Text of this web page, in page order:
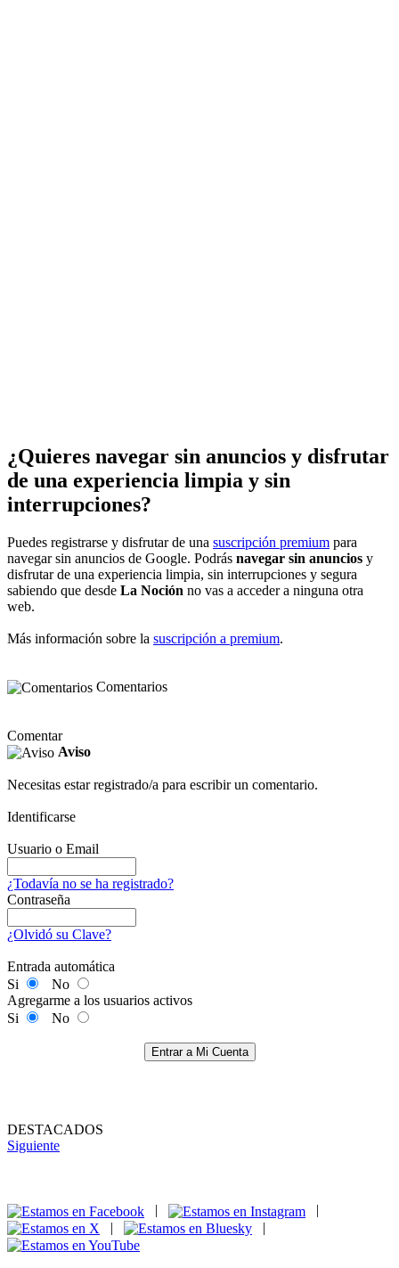
¿Quieres navegar sin anuncios y disfrutar
de una experiencia limpia y sin
interrupciones?
Puedes registrarse y disfrutar de una suscripción premium para
navegar sin anuncios de Google. Podrás navegar sin anuncios y
disfrutar de una experiencia limpia, sin interrupciones y segura
sabiendo que desde La Noción no vas a acceder a ninguna otra
web.
Más información sobre la suscripción a premium.
Comentarios
Comentar
Aviso
Necesitas estar registrado/a para escribir un comentario.
Identificarse
Usuario o Email
¿Todavía no se ha registrado?
Contraseña
¿Olvidó su Clave?
Entrada automática
Si
No
Agregarme a los usuarios activos
Si
No
Entrar a Mi Cuenta
DESTACADOS
Siguiente
|
|